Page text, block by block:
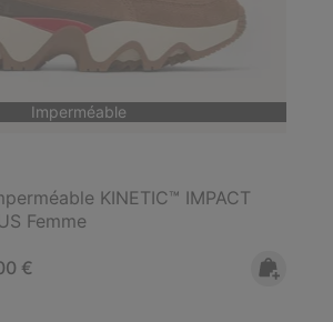
Imperméable
KINETIC™ IMPACT
Femme
price:
€